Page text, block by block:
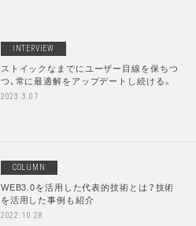
INTERVIEW
ストイックなまでにユーザー目線を保ちつ
つ、常に最適解をアップデートし続ける。
2023.3.07
COLUMN
WEB3.0を活用した代表的技術とは？技術
を活用した事例も紹介
2022.10.28